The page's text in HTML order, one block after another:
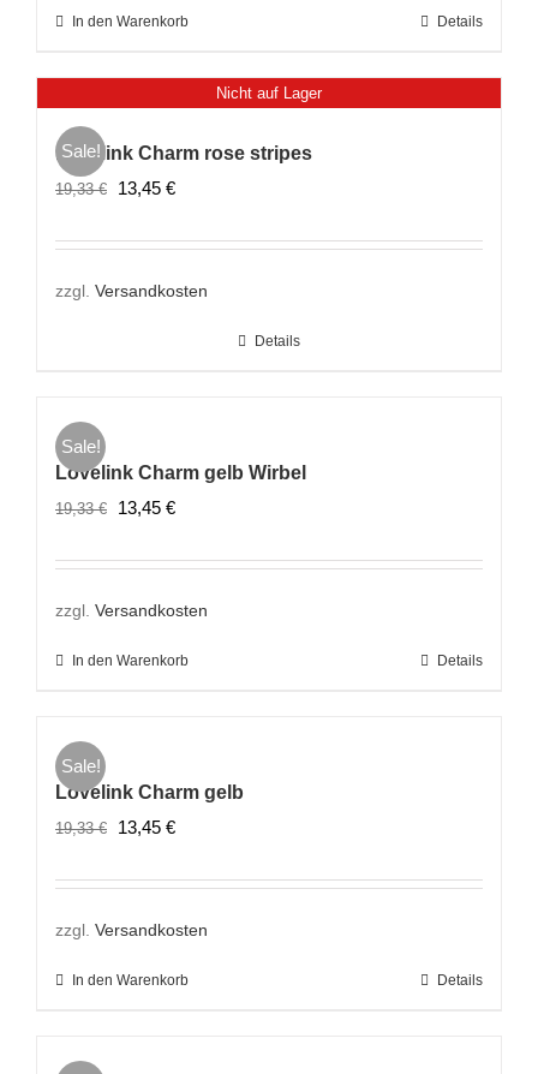
In den Warenkorb Details
Nicht auf Lager
Sale!
Lovelink Charm rose stripes
19,33€
Ursprünglicher
war:
19,33 €
13,45 €Aktueller
ist:
13,45 €.
zzgl. Versandkosten
Details
Sale!
Lovelink Charm gelb Wirbel
19,33€
Ursprünglicher
war:
19,33 €
13,45 €Aktueller
ist:
13,45 €.
zzgl. Versandkosten
In den Warenkorb Details
Sale!
Lovelink Charm gelb
19,33€
Ursprünglicher
war:
19,33 €
13,45 €Aktueller
ist:
13,45 €.
zzgl. Versandkosten
In den Warenkorb Details